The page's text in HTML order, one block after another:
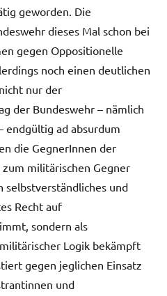
geworden. Die
dieses Mal schon bei
gegen Oppositionelle
noch einen deutlichen
nur der
der Bundeswehr – nämlich
endgültig ad absurdum
die GegnerInnen der
militärischen Gegner
und
Recht auf
sondern als
Logik bekämpft
gegen jeglichen Einsatz
und